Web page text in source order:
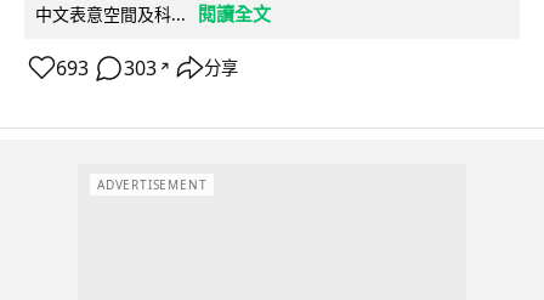
中文表意空間及科...
閱讀全文
693 303 ↗ 分享
ADVERTISEMENT